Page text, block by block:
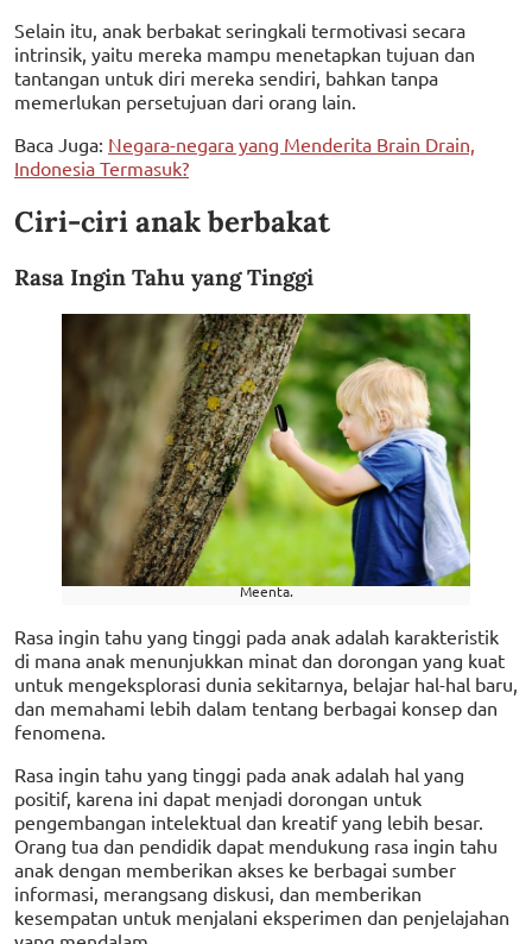
Selain itu, anak berbakat seringkali termotivasi secara
intrinsik, yaitu mereka mampu menetapkan tujuan dan
tantangan untuk diri mereka sendiri, bahkan tanpa
memerlukan persetujuan dari orang lain.
Baca Juga: Negara-negara yang Menderita Brain Drain,
Indonesia Termasuk?
Ciri-ciri anak berbakat
Rasa Ingin Tahu yang Tinggi
Meenta.
Rasa ingin tahu yang tinggi pada anak adalah karakteristik
di mana anak menunjukkan minat dan dorongan yang kuat
untuk mengeksplorasi dunia sekitarnya, belajar hal-hal baru,
dan memahami lebih dalam tentang berbagai konsep dan
fenomena.
Rasa ingin tahu yang tinggi pada anak adalah hal yang
positif, karena ini dapat menjadi dorongan untuk
pengembangan intelektual dan kreatif yang lebih besar.
Orang tua dan pendidik dapat mendukung rasa ingin tahu
anak dengan memberikan akses ke berbagai sumber
informasi, merangsang diskusi, dan memberikan
kesempatan untuk menjalani eksperimen dan penjelajahan